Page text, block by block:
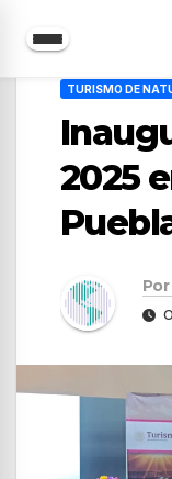
contenido
TURISMO DE
2025
Por